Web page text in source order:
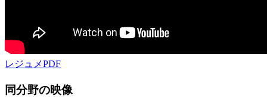
レジュメPDF
同分野の映像